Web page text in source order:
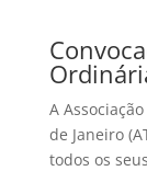
A
de Janeiro
todos os